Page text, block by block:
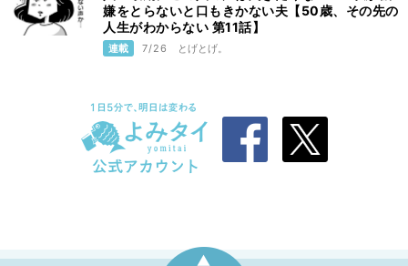
嫌をとらないと口もきかない夫【50歳、その先の
人生がわからない 第11話】
連載 7/26 とげとげ。